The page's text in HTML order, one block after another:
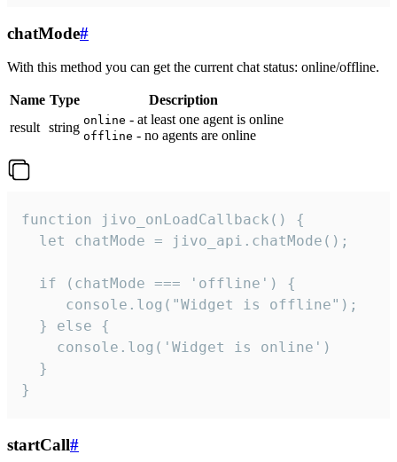
chatMode#
With this method you can get the current chat status: online/offline.
Name Type
Description
result string online - at least one agent is online
offline - no agents are online
function jivo_onLoadCallback() {
  let chatMode = jivo_api.chatMode();
  if (chatMode === 'offline') {
     console.log("Widget is offline");
  } else {
    console.log('Widget is online')
  }
}
startCall#